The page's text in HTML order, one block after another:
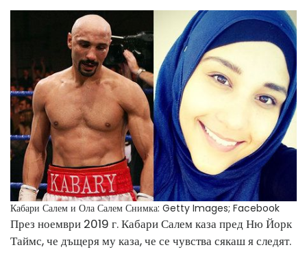
Кабари Салем и Ола Салем Снимка: Getty Images; Facebook
През ноември 2019 г. Кабари Салем каза пред Ню Йорк
Таймс, че дъщеря му каза, че се чувства сякаш я следят.